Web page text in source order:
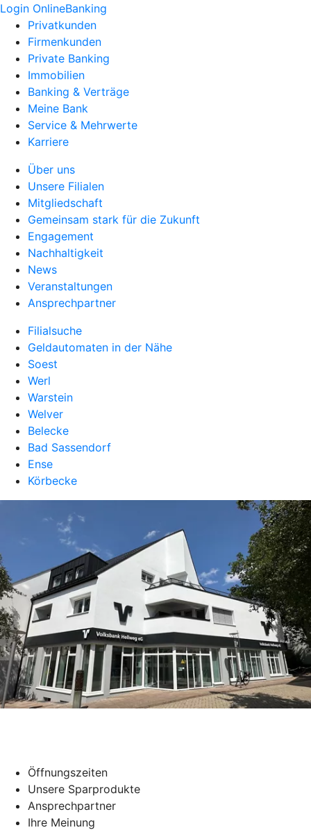
Login OnlineBanking
Privatkunden
Firmenkunden
Private Banking
Immobilien
Banking & Verträge
Meine Bank
Service & Mehrwerte
Karriere
Über uns
Unsere Filialen
Mitgliedschaft
Gemeinsam stark für die Zukunft
Engagement
Nachhaltigkeit
News
Veranstaltungen
Ansprechpartner
Filialsuche
Geldautomaten in der Nähe
Soest
Werl
Warstein
Welver
Belecke
Bad Sassendorf
Ense
Körbecke
Öffnungszeiten
Unsere Sparprodukte
Ansprechpartner
Ihre Meinung